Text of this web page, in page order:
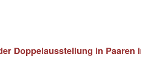
Doppelausstellung in Paaren